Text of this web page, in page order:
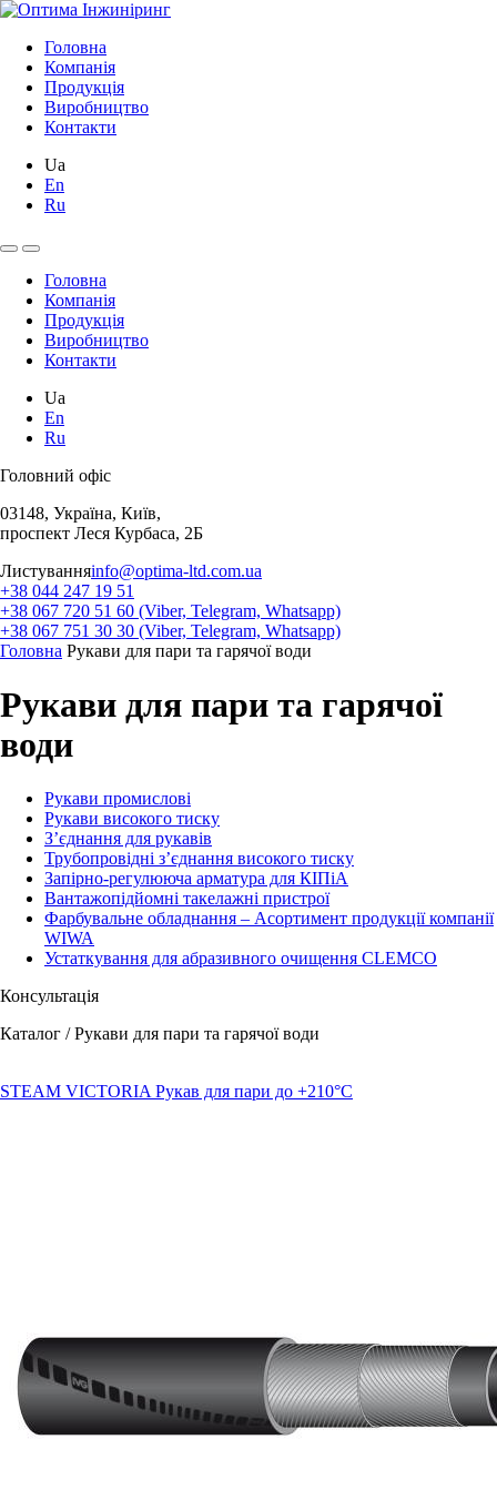
Головна
Компанія
Продукція
Виробництво
Контакти
Ua
En
Ru
Головна
Компанія
Продукція
Виробництво
Контакти
Ua
En
Ru
Головний офіс
03148, Україна, Київ,
проспект Леся Курбаса, 2Б
Листуванняinfo@optima-ltd.com.ua
+38 044 247 19 51
+38 067 720 51 60 (Viber, Telegram, Whatsapp)
+38 067 751 30 30 (Viber, Telegram, Whatsapp)
Головна Рукави для пари та гарячої води
Рукави для пари та гарячої
води
Рукави промислові
Рукави високого тиску
З’єднання для рукавів
Трубопровідні з’єднання високого тиску
Запірно-регулююча арматура для КІПіА
Вантажопідйомні такелажні пристрої
Фарбувальне обладнання – Асортимент продукції компанії
WIWA
Устаткування для абразивного очищення CLEMCO
Консультація
Каталог / Рукави для пари та гарячої води
STEAM VICTORIA Рукав для пари до +210°C